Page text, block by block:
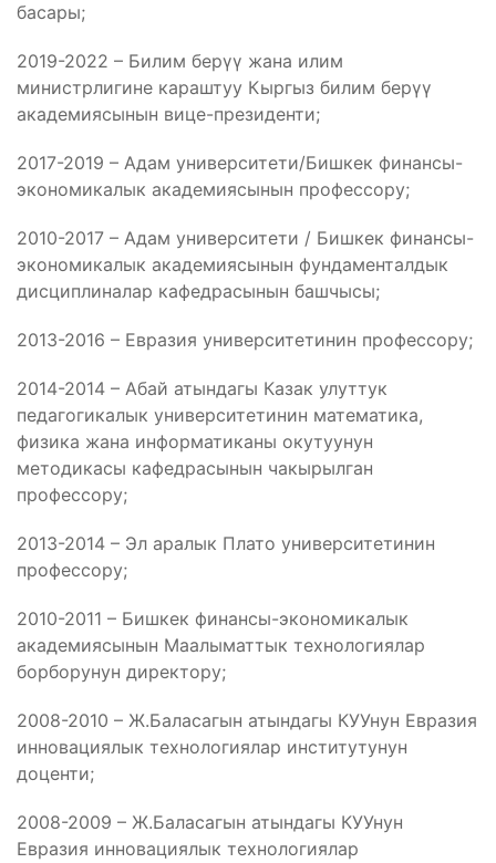
басары;
2019-2022 – Билим берүү жана илим
министрлигине караштуу Кыргыз билим берүү
академиясынын вице-президенти;
2017-2019 – Адам университети/Бишкек финансы-
экономикалык академиясынын профессору;
2010-2017 – Адам университети / Бишкек финансы-
экономикалык академиясынын фундаменталдык
дисциплиналар кафедрасынын башчысы;
2013-2016 – Евразия университетинин профессору;
2014-2014 – Абай атындагы Казак улуттук
педагогикалык университетинин математика,
физика жана информатиканы окутуунун
методикасы кафедрасынын чакырылган
профессору;
2013-2014 – Эл аралык Плато университетинин
профессору;
2010-2011 – Бишкек финансы-экономикалык
академиясынын Маалыматтык технологиялар
борборунун директору;
2008-2010 – Ж.Баласагын атындагы КУУнун Евразия
инновациялык технологиялар институтунун
доценти;
2008-2009 – Ж.Баласагын атындагы КУУнун
Евразия инновациялык технологиялар